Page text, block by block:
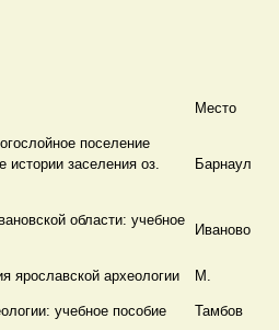
Место
поселение
истории заселения оз.
Барнаул
области: учебное
Иваново
ярославской археологии М.
учебное пособие Тамбов